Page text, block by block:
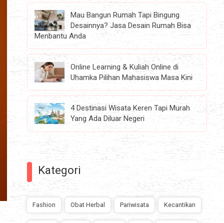
Mau Bangun Rumah Tapi Bingung
Desainnya? Jasa Desain Rumah Bisa
Menbantu Anda
Online Learning & Kuliah Online di
Uhamka Pilihan Mahasiswa Masa Kini
4 Destinasi Wisata Keren Tapi Murah
Yang Ada Diluar Negeri
Kategori
Fashion Obat Herbal Pariwisata Kecantikan